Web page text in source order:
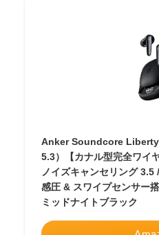
Anker Soundcore
5.3）【カナル型完全ワイ
ノイズキャンセリング
感圧 & スワイプセンサー
ミッドナイトブラック